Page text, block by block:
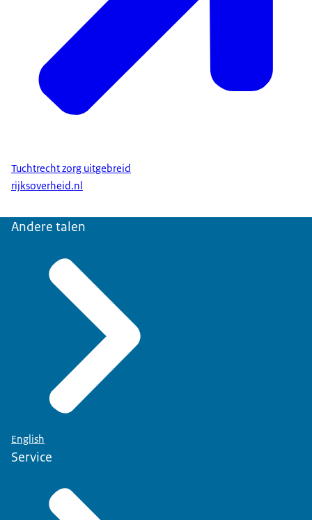
Tuchtrecht zorg uitgebreid
rijksoverheid.nl
Andere talen
English
Service